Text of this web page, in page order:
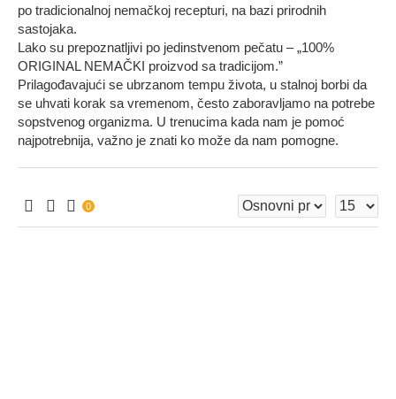
po tradicionalnoj nemačkoj recepturi, na bazi prirodnih
sastojaka.
Lako su prepoznatljivi po jedinstvenom pečatu – „100%
ORIGINAL NEMAČKI proizvod sa tradicijom.”
Prilagođavajući se ubrzanom tempu života, u stalnoj borbi da
se uhvati korak sa vremenom, često zaboravljamo na potrebe
sopstvenog organizma. U trenucima kada nam je pomoć
najpotrebnija, važno je znati ko može da nam pomogne.
0